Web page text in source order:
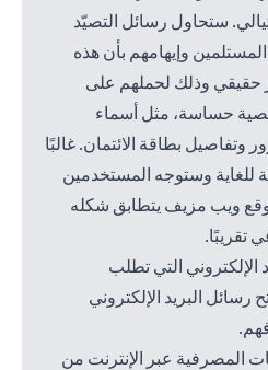
ستحاول رسائل التصيّد
المستلمين وإيهامهم بأن هذه
وذلك لحملهم على
حساسة، مثل أسماء
وتفاصيل بطاقة الائتمان. غالبًا
للغاية وستوجه المستخدمين
ويب مزيف يتطابق شكله
تقريبًا.
الإلكتروني التي تطلب
رسائل البريد الإلكتروني
المصرفية عبر الإنترنت من